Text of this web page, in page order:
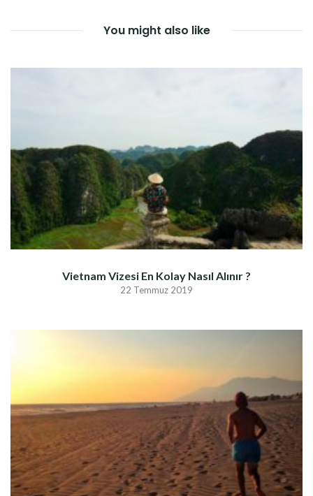
You might also like
Vietnam Vizesi En Kolay Nasıl Alınır ?
22 Temmuz 2019